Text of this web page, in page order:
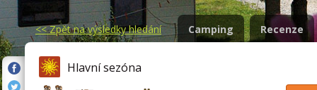
<<Zpět na výsledky hledání Camping Recenze
Hlavní sezóna